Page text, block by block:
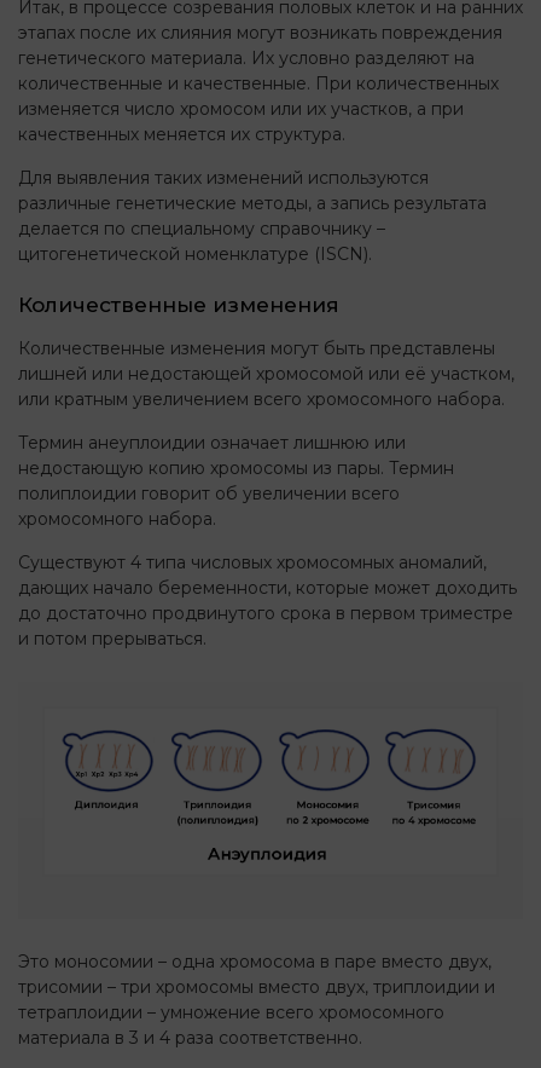
Итак, в процессе созревания половых клеток и на ранних
этапах после их слияния могут возникать повреждения
генетического материала. Их условно разделяют на
количественные и качественные. При количественных
изменяется число хромосом или их участков, а при
качественных меняется их структура.
Для выявления таких изменений используются
различные генетические методы, а запись результата
делается по специальному справочнику –
цитогенетической номенклатуре (ISCN).
Количественные изменения
Количественные изменения могут быть представлены
лишней или недостающей хромосомой или её участком,
или кратным увеличением всего хромосомного набора.
Термин анеуплоидии означает лишнюю или
недостающую копию хромосомы из пары. Термин
полиплоидии говорит об увеличении всего
хромосомного набора.
Существуют 4 типа числовых хромосомных аномалий,
дающих начало беременности, которые может доходить
до достаточно продвинутого срока в первом триместре
и потом прерываться.
Это моносомии – одна хромосома в паре вместо двух,
трисомии – три хромосомы вместо двух, триплоидии и
тетраплоидии – умножение всего хромосомного
материала в 3 и 4 раза соответственно.